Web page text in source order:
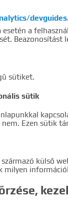
a
sütiket.
sütik
Ezen sütik
külső
milyen